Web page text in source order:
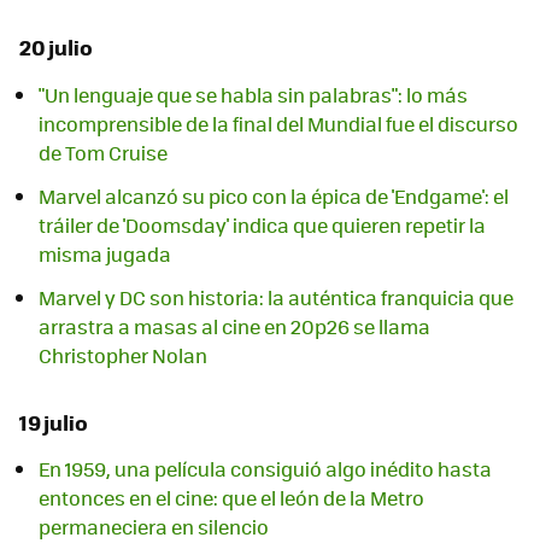
20 julio
"Un lenguaje que se habla sin palabras": lo más
incomprensible de la final del Mundial fue el discurso
de Tom Cruise
Marvel alcanzó su pico con la épica de 'Endgame': el
tráiler de 'Doomsday' indica que quieren repetir la
misma jugada
Marvel y DC son historia: la auténtica franquicia que
arrastra a masas al cine en 20p26 se llama
Christopher Nolan
19 julio
En 1959, una película consiguió algo inédito hasta
entonces en el cine: que el león de la Metro
permaneciera en silencio